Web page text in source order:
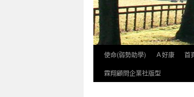
使命(弱勢助學) Ａ好康 首
霖翔顧問企業社版型